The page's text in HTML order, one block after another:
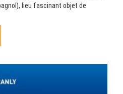
lieu fascinant objet de